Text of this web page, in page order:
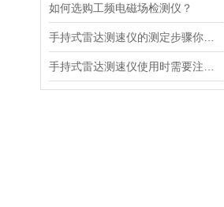
如何选购工频电磁场检测仪？